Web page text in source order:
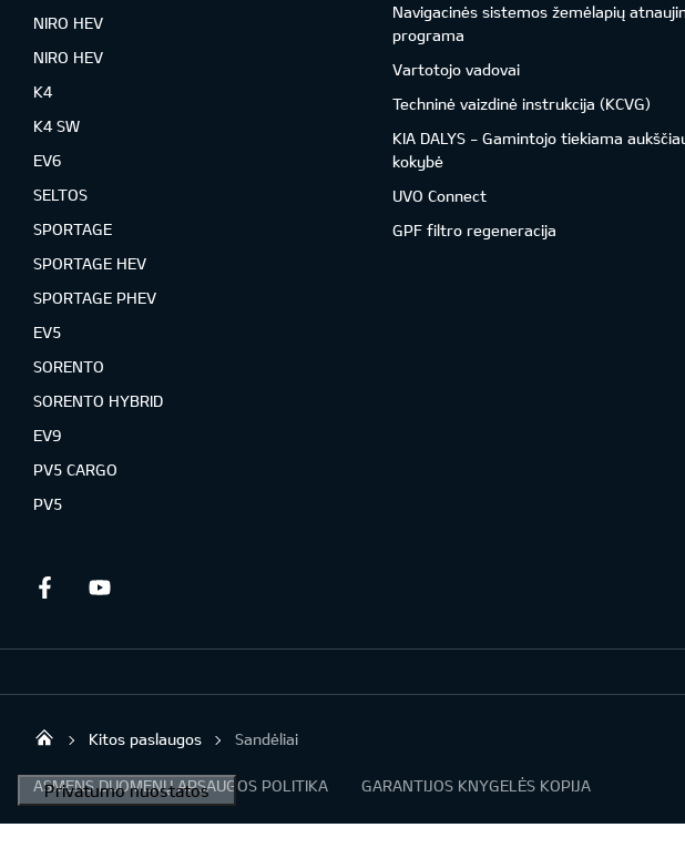
NIRO HEV
NIRO HEV
K4
K4 SW
EV6
SELTOS
SPORTAGE
SPORTAGE HEV
SPORTAGE PHEV
EV5
SORENTO
SORENTO HYBRID
EV9
PV5 CARGO
PV5
Navigacinės sistemos žemėlapių
programa
Vartotojo vadovai
Techninė vaizdinė instrukcija (KCVG)
KIA DALYS - Gamintojo tiekiama
kokybė
UVO Connect
GPF filtro regeneracija
Facebook
KIA automobiliai | KIA modeliai | KIA Auto išskirtiniam žmogui
Kitos paslaugos Sandėliai
ASMENS DUOMENŲ APSAUGOS POLITIKA GARANTIJOS KNYGELĖS KOPIJA